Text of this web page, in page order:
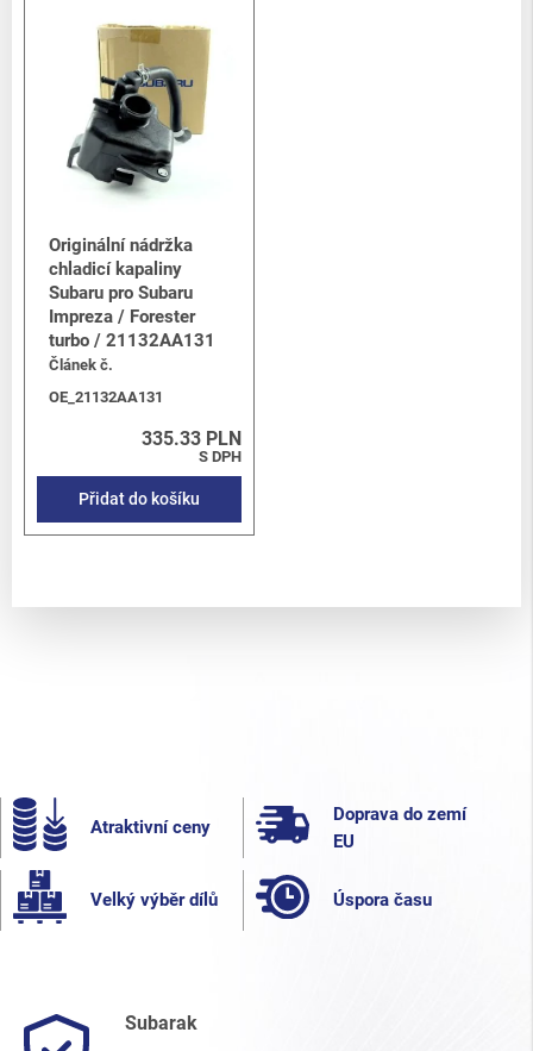
Originální nádržka
chladicí kapaliny
Subaru pro Subaru
Impreza / Forester
turbo / 21132AA131
Článek č.
OE_21132AA131
335.33 PLN
S DPH
Přidat do košíku
Atraktivní ceny
Doprava do zemí
EU
Velký výběr dílů Úspora času
Subarak